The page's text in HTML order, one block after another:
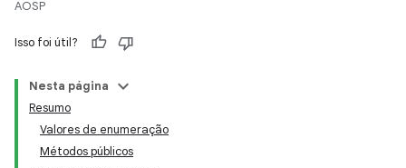
AOSP
Isso foi útil?
Nesta página
Resumo
Valores de enumeração
Métodos públicos